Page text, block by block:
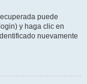
puede
y haga clic en
nuevamente